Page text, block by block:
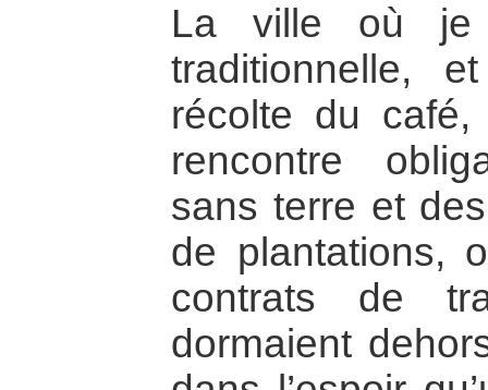
La ville où je
traditionnelle,
récolte du
rencontre
sans terre et
de plantations,
contrats de
dormaient